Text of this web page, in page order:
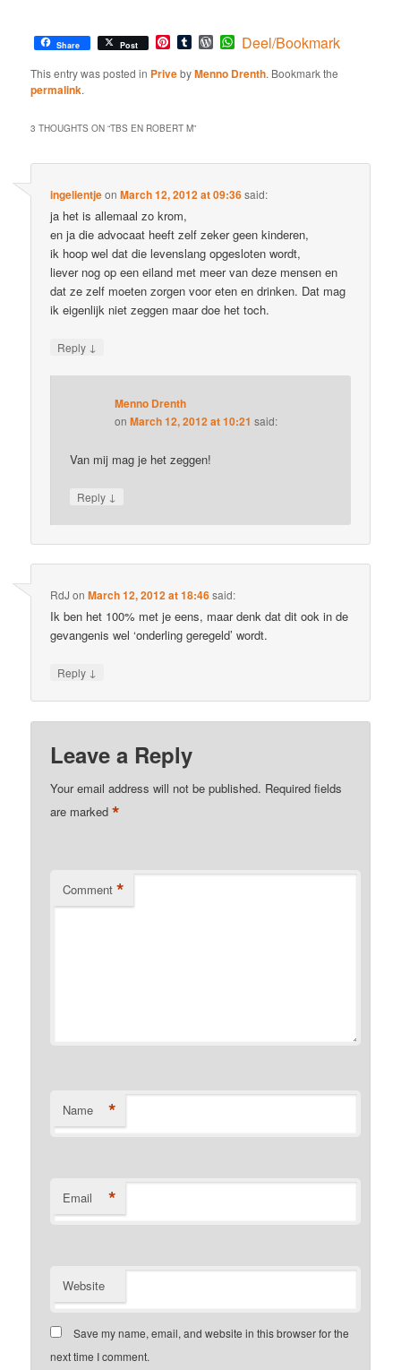
Share Post Pinterest
TumblrWordPress
WhatsApp
Deel/Bookmark
This entry was posted in PrivebyMenno Drenth. Bookmark the
permalink.
3 THOUGHTS ON “TBS EN ROBERT M”
ingelientjeonMarch 12, 2012 at 09:36said:
ja het is allemaal zo krom,
en ja die advocaat heeft zelf zeker geen kinderen,
ik hoop wel dat die levenslang opgesloten wordt,
liever nog op een eiland met meer van deze mensen en
dat ze zelf moeten zorgen voor eten en drinken. Dat mag
ik eigenlijk niet zeggen maar doe het toch.
Reply ↓
Menno Drenth
onMarch 12, 2012 at 10:21 said:
Van mij mag je het zeggen!
Reply ↓
RdJ onMarch 12, 2012 at 18:46said:
Ik ben het 100% met je eens, maar denk dat dit ook in de
gevangenis wel ‘onderling geregeld’ wordt.
Reply ↓
Leave a Reply
Your email address will not be published. Required fields
are marked*
Comment *
Name *
Email *
Website
Save my name, email, and website in this browser for the
next time I comment.